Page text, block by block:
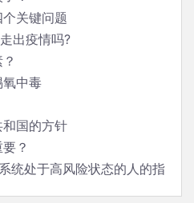
关键问题
出疫情吗?
氧中毒
国的方针
？
统处于高风险状态的人的指